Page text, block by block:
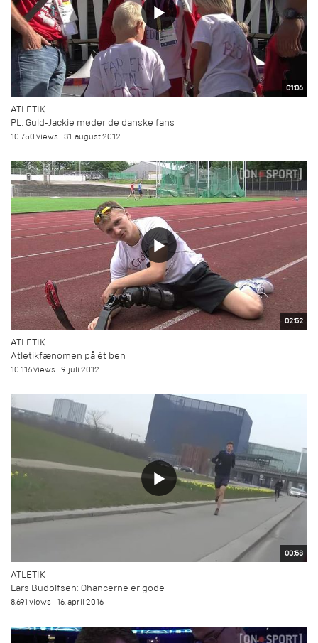
01:06
ATLETIK
PL: Guld-Jackie møder de danske fans
10.750 views 31. august 2012
02:52
ATLETIK
Atletikfænomen på ét ben
10.116 views 9. juli 2012
00:58
ATLETIK
Lars Budolfsen: Chancerne er gode
8.691 views 16. april 2016